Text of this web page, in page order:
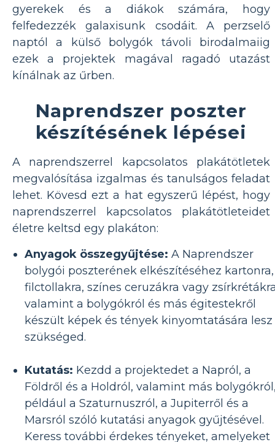
gyerekek és a diákok számára, hogy
felfedezzék galaxisunk csodáit. A perzselő
naptól a külső bolygók távoli birodalmaiig
ezek a projektek magával ragadó utazást
kínálnak az űrben.
Naprendszer poszter
készítésének lépései
A naprendszerrel kapcsolatos plakátötletek
megvalósítása izgalmas és tanulságos feladat
lehet. Kövesd ezt a hat egyszerű lépést, hogy
naprendszerrel kapcsolatos plakátötleteidet
életre keltsd egy plakáton:
Anyagok összegyűjtése: A Naprendszer
bolygói poszterének elkészítéséhez kartonra,
filctollakra, színes ceruzákra vagy
valamint a bolygókról és más égitestekről
készült képek és tények kinyomtatására lesz
szükséged.
Kutatás: Kezdd a projektedet a Napról, a
Földről és a Holdról, valamint más
például a Szaturnuszról, a Jupiterről és a
Marsról szóló kutatási anyagok gyűjtésével.
Keress további érdekes tényeket, amelyeket